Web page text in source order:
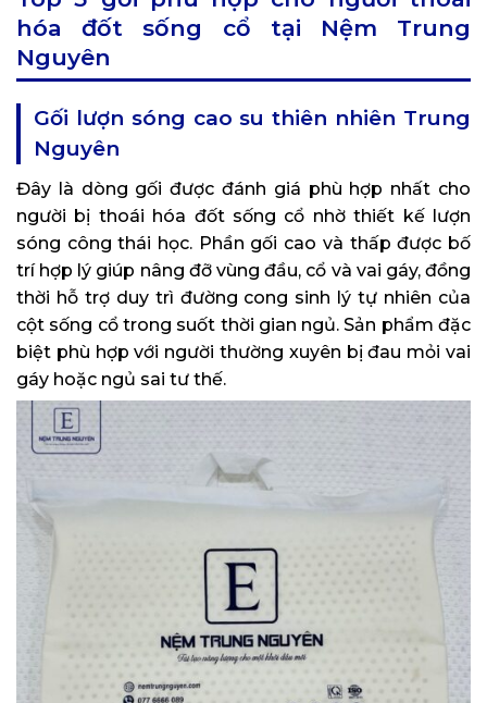
hóa đốt sống cổ tại Nệm Trung
Nguyên
Gối lượn sóng cao su thiên nhiên Trung
Nguyên
Đây là dòng gối được đánh giá phù hợp nhất cho
người bị thoái hóa đốt sống cổ nhờ thiết kế lượn
sóng công thái học. Phần gối cao và thấp được bố
trí hợp lý giúp nâng đỡ vùng đầu, cổ và vai gáy, đồng
thời hỗ trợ duy trì đường cong sinh lý tự nhiên của
cột sống cổ trong suốt thời gian ngủ. Sản phẩm đặc
biệt phù hợp với người thường xuyên bị đau mỏi vai
gáy hoặc ngủ sai tư thế.